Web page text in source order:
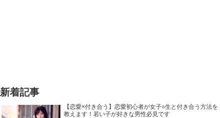
新着記事
【恋愛×付き合う】恋愛初心者が女子○生と付き合う方法を
教えます！若い子が好きな男性必見です